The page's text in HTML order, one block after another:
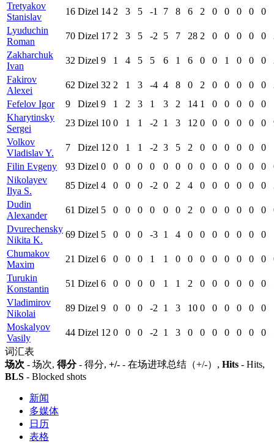
Tretyakov
Stanislav
16 Dizel 14 2 3 5 -1 7 8 6 2 0 0 0 0 0
Lyuduchin
Roman
70 Dizel 17 2 3 5 -2 5 7 28 2 0 0 0 0 0
Zakharchuk
Ivan
32 Dizel 9 1 4 5 5 6 1 6 0 0 1 0 0 0
Fakirov
Alexei
62 Dizel 32 2 1 3 -4 4 8 0 2 0 0 0 0 0
Fefelov Igor
9 Dizel 9 1 2 3 1 3 2 14 1 0 0 0 0 0
Kharytinsky
Sergei
23 Dizel 10 0 1 1 -2 1 3 12 0 0 0 0 0 0
Volkov
Vladislav Y.
7 Dizel 12 0 1 1 -2 3 5 2 0 0 0 0 0 0
Filin Evgeny
93 Dizel 0 0 0 0 0 0 0 0 0 0 0 0 0 0
Nikolayev
Ilya S.
85 Dizel 4 0 0 0 -2 0 2 4 0 0 0 0 0 0
Dudin
Alexander
61 Dizel 5 0 0 0 0 0 0 2 0 0 0 0 0 0
Dvurechensky
Nikita K.
69 Dizel 5 0 0 0 -3 1 4 0 0 0 0 0 0 0
Chumakov
Maxim
21 Dizel 6 0 0 0 1 1 0 0 0 0 0 0 0 0
Turukin
Konstantin
51 Dizel 6 0 0 0 0 1 1 2 0 0 0 0 0 0
Vladimirov
Nikolai
89 Dizel 9 0 0 0 -2 1 3 10 0 0 0 0 0 0
Moskalyov
Vasily
44 Dizel 12 0 0 0 -2 1 3 0 0 0 0 0 0 0
词汇表
场次 - 场次, 得分- 得分, +/- - 在场进球总结（+/-）, Hits - Hits,
BLS - Blocked shots
新闻
多媒体
日历
表格